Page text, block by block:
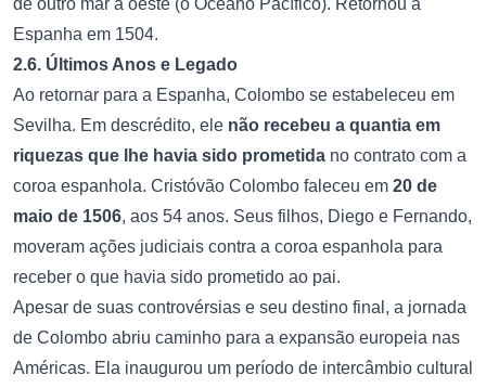
de outro mar a oeste (o Oceano Pacífico). Retornou à
Espanha em 1504.
2.6. Últimos Anos e Legado
Ao retornar para a Espanha, Colombo se estabeleceu em
Sevilha. Em descrédito, ele não recebeu a quantia em
riquezas que lhe havia sido prometida no contrato com a
coroa espanhola. Cristóvão Colombo faleceu em 20 de
maio de 1506, aos 54 anos. Seus filhos, Diego e Fernando,
moveram ações judiciais contra a coroa espanhola para
receber o que havia sido prometido ao pai.
Apesar de suas controvérsias e seu destino final, a jornada
de Colombo abriu caminho para a expansão europeia nas
Américas. Ela inaugurou um período de intercâmbio cultural